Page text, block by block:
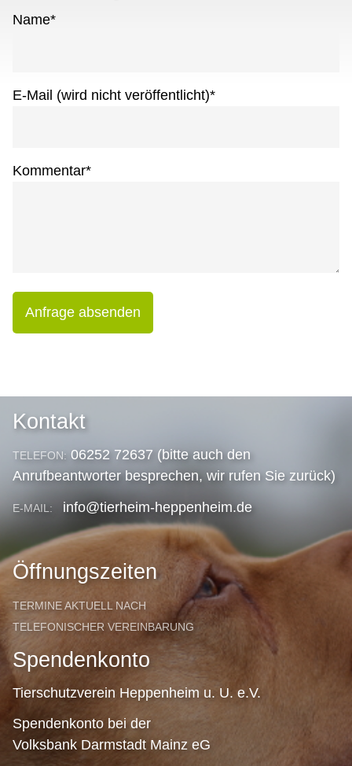
Name*
E-Mail (wird nicht veröffentlicht)*
Kommentar*
Anfrage absenden
Kontakt
TELEFON: 06252 72637 (bitte auch den
Anrufbeantworter besprechen, wir rufen Sie zurück)
E-MAIL: info@tierheim-heppenheim.de
Öffnungszeiten
TERMINE AKTUELL NACH
TELEFONISCHER VEREINBARUNG
Spendenkonto
Tierschutzverein Heppenheim u. U. e.V.
Spendenkonto bei der
Volksbank Darmstadt Mainz eG